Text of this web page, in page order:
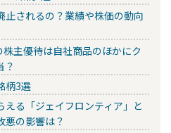
止されるの？業績や株価の動向
株主優待は自社商品のほかにク
？
柄3選
える「ジェイフロンティア」と
悪の影響は？